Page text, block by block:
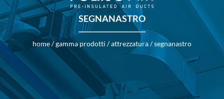
SEGNANASTRO
home/gamma prodotti /attrezzatura/segnanastro